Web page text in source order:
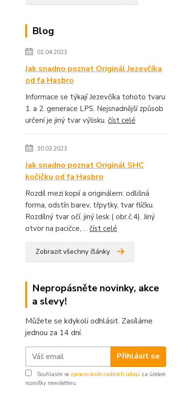
Blog
02.04.2023
Jak snadno poznat Originál Jezevčíka
od fa Hasbro
Informace se týkají Jezevčíka tohoto tvaru
1. a 2. generace LPS. Nejsnadnější způsob
určení je jiný tvar výlisku. číst celé
30.03.2023
Jak snadno poznat Originál SHC
kočičku od fa Hasbro
Rozdíl mezi kopií a originálem: odlišná
forma, odstín barev, třpytky, tvar flíčku.
Rozdílný tvar očí, jiný lesk ( obr.č.4). Jiný
otvor na pacičce, ... číst celé
Zobrazit všechny články
Nepropásněte novinky, akce
a slevy!
Můžete se kdykoli odhlásit. Zasíláme
jednou za 14 dní.
Přihlásit se
Souhlasím se zpracováním osobních údajů za účelem
rozesílky newsletteru.